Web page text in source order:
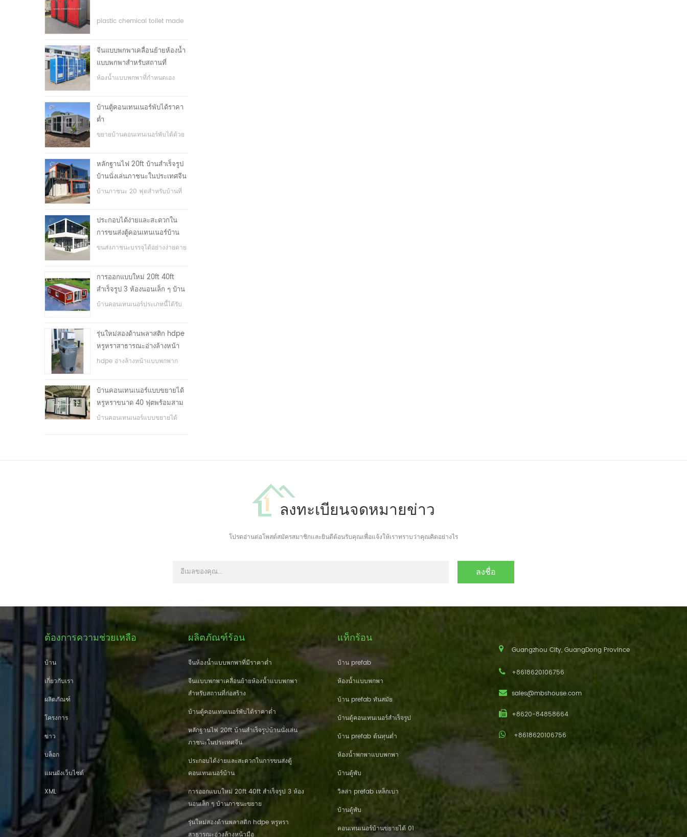
plastic chemical toilet made
จีนแบบพกพาเคลื่อนย้ายห้องน้ำ
แบบพกพาสำหรับสถานที่
ก่อสร้าง
ห้องน้ำแบบพกพาที่กำหนดเอง
บ้านตู้คอนเทนเนอร์พับได้ราคา
ต่ำ
ขยายบ้านคอนเทนเนอร์พับได้ด้วย
หลักฐานไฟ 20ft บ้านสำเร็จรูป
บ้านนั่งเล่นภาชนะในประเทศจีน
บ้านภาชนะ 20 ฟุตสำหรับบ้านที่
ประกอบได้ง่ายและสะดวกใน
การขนส่งตู้คอนเทนเนอร์บ้าน
ขนส่งภาชนะบรรจุได้อย่างง่ายดาย
การออกแบบใหม่ 20ft 40ft
สำเร็จรูป 3 ห้องนอนเล็ก ๆ บ้าน
ภาชนะขยาย
บ้านคอนเทนเนอร์ประเภทนี้ได้รับ
ห้องน้ำและระบบไฟฟ้า
รุ่นใหม่สองด้านพลาสติก hdpe
หรูหราสาธารณะอ่างล้างหน้า
มือ
hdpe อ่างล้างหน้าแบบพกพาก
nbsp;
บ้านคอนเทนเนอร์แบบขยายได้
หรูหราขนาด 40 ฟุตพร้อมสาม
ห้องนอน
บ้านคอนเทนเนอร์แบบขยายได้
ลงทะเบียนจดหมายข่าว
โปรดอ่านต่อโพสต์สมัครสมาชิกและยินดีต้อนรับคุณเพื่อแจ้งให้เราทราบว่าคุณคิดอย่างไร
ต้องการความช่วยเหลือ
บ้าน
เกี่ยวกับเรา
ผลิตภัณฑ์
โครงการ
ข่าว
บล็อก
แผนผังเว็บไซต์
XML
ผลิตภัณฑ์ร้อน
จีนห้องน้ำแบบพกพาที่มีราคาต่ำ
จีนแบบพกพาเคลื่อนย้ายห้องน้ำแบบพกพา
สำหรับสถานที่ก่อสร้าง
บ้านตู้คอนเทนเนอร์พับได้ราคาต่ำ
หลักฐานไฟ 20ft บ้านสำเร็จรูปบ้านนั่งเล่น
ภาชนะในประเทศจีน
ประกอบได้ง่ายและสะดวกในการขนส่งตู้
คอนเทนเนอร์บ้าน
การออกแบบใหม่ 20ft 40ft สำเร็จรูป 3 ห้อง
นอนเล็ก ๆ บ้านภาชนะขยาย
รุ่นใหม่สองด้านพลาสติก hdpe หรูหรา
สาธารณะอ่างล้างหน้ามือ
แท็กร้อน
บ้าน prefab
ห้องน้ำแบบพกพา
บ้าน prefab ทันสมัย
บ้านตู้คอนเทนเนอร์สำเร็จรูป
บ้าน prefab ต้นทุนต่ำ
ห้องน้ำพกพาแบบพกพา
บ้านตู้พับ
วิลล่า prefab เหล็กเบา
บ้านตู้พับ
คอนเทนเนอร์บ้านขยายได้ 01
Guangzhou City, GuangDong Province
+8618620106756
sales@mbshouse.com
+8620-84858664
+8618620106756